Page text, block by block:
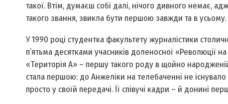
такої. Втім, думаєш собі далі, нічого дивного немає,
такого звання, звикла бути першою завжди та в усьому.
У 1990 році студентка факультету журналістики
п’ятьма десятками учасників доленосної «Революції
«Територія А» – першу такого роду в щойно
стала першою: до Анжеліки на телебаченні не
просто у своїй передачі. Її співучі кадри – й донині